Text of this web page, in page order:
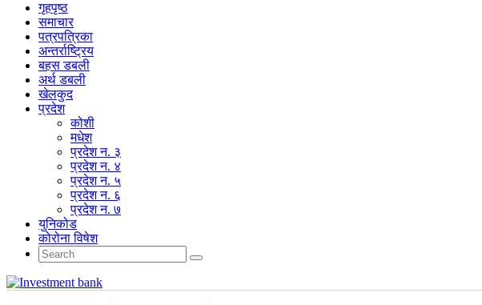
गृहपृष्‍ठ
समाचार
पत्रपत्रिका
अन्तर्राष्ट्रिय
बहस डबली
अर्थ डबली
खेलकुद
प्रदेश
कोशी
मधेश
प्रदेश न. ३
प्रदेश न. ४
प्रदेश न. ५
प्रदेश न. ६
प्रदेश न. ७
युनिकोड
कोरोना विषेश